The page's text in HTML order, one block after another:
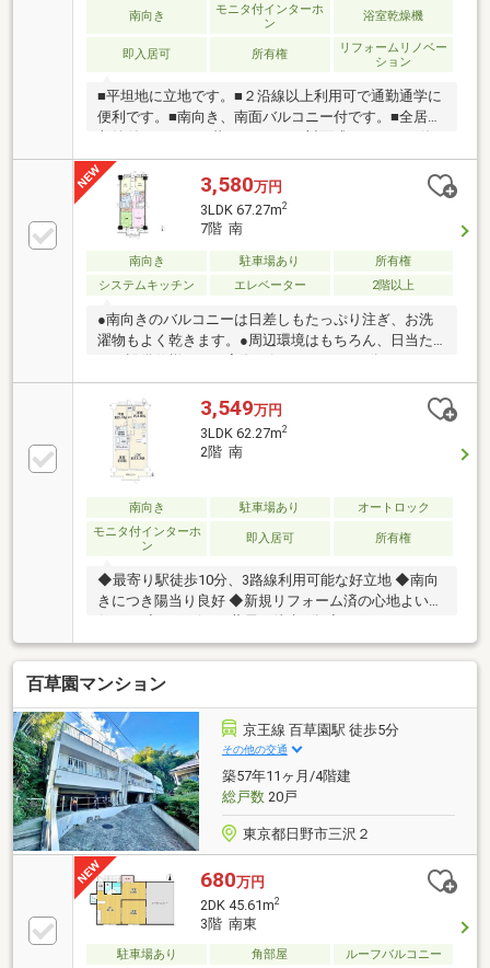
南向き
モニタ付インターホ
ン
浴室乾燥機
即入居可 所有権
リフォームリノベー
ション
■平坦地に立地です。■２沿線以上利用可で通勤通学に
便利です。■南向き、南面バルコニー付です。■全居室
いやすいです。■浴室乾燥機、浴室暖房付でバスタイ
ムを快適に過ごせます。■オートロック、ＴＶモニタ
付インターホン、防犯カメラで安心です。■万願寺駅
から徒歩10分で通勤通学にはとても便利です。■即入
居可。住宅ローン相談会も同時開催中無理のない住宅
ローンの試算やご購入の際にかかる諸費用の概算も行
っております。しっかりとした資金計画のアドバイス
問い合わせ、お待ちしております。
3,580万円
3LDK 67.27m2
7階 南
南向き 駐車場あり
所有権
システムキッチン
エレベーター 2階以上
●南向きのバルコニーは日差しもたっぷり注ぎ、お洗
濯物もよく乾きます。●周辺環境はもちろん、日当た
ことも多くございます。営業担当がご案内いたします
ので、お気軽にお問い合わせください。
3,549万円
3LDK 62.27m2
2階 南
南向き 駐車場あり
オートロック
モニタ付インターホ
ン
即入居可 所有権
◆最寄り駅徒歩10分、3路線利用可能な好立地 ◆南向
きにつき陽当り良好 ◆新規リフォーム済の心地よいお
モニター付きインターホン完備 ◆収納力たっぷり
百草園マンション
京王線 百草園駅 徒歩5分
その他の交通
築57年11ヶ月/4階建
総戸数20戸
東京都日野市三沢２
680万円
2DK 45.61m2
3階 南東
駐車場あり 角部屋
ルーフバルコニー